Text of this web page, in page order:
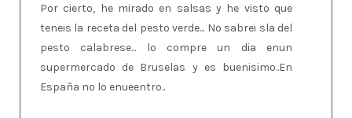
Por cierto, he mirado en salsas y he visto que
teneis la receta del pesto verde... No sabrei sla del
pesto calabrese... lo compre un dia enun
supermercado de Bruselas y es buenisimo..En
España no lo enueentro..